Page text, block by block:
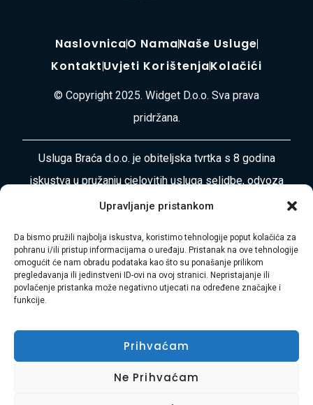
Upravljanje pristankom
Da bismo pružili najbolja iskustva, koristimo tehnologije poput kolačića za
pohranu i/ili pristup informacijama o uređaju. Pristanak na ove tehnologije
omogućit će nam obradu podataka kao što su ponašanje prilikom
pregledavanja ili jedinstveni ID-ovi na ovoj stranici. Nepristajanje ili
povlačenje pristanka može negativno utjecati na određene značajke i
funkcije.
Prihvaćam
Ne Prihvaćam
NaslovnicaO NamaNaše Usluge
KontaktUvjeti KorištenjaKolačići
© Copyright 2025. Widget D.o.o. Sva prava
pridržana.
Usluga Braća d.o.o. je obiteljska tvrtka s 8 godina
iskustva u pružanju cjelovitih usluga selidbe, odvoza
otpada, čišćenja i uređenja okoliša diljem
vaša bezbrižnost i zadovoljstvo.
Adresa:Plase 45, 51000 RIJEKA
Hasibmurtez11@gmail.com